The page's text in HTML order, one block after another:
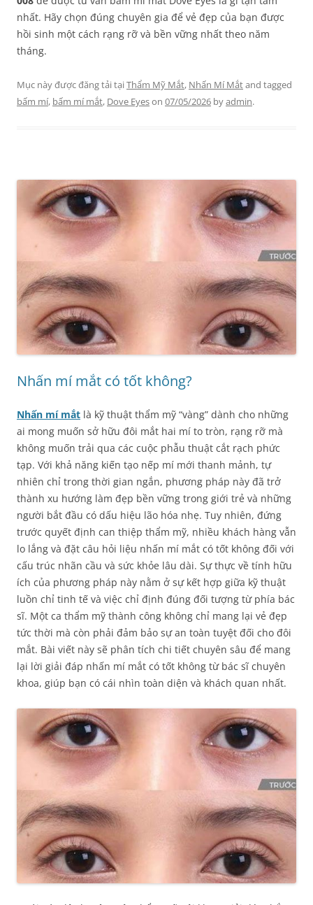
nhất. Hãy chọn đúng chuyên gia để vẻ đẹp của bạn được
hồi sinh một cách rạng rỡ và bền vững nhất theo năm
tháng.
Mục này được đăng tải tạiThẩm Mỹ Mắt, Nhấn Mí Mắtand tagged
bấm mí, bấm mí mắt, Dove Eyeson 07/05/2026 byadmin.
Nhấn mí mắt có tốt không?
Nhấn mí mắt là kỹ thuật thẩm mỹ “vàng” dành cho những
ai mong muốn sở hữu đôi mắt hai mí to tròn, rạng rỡ mà
không muốn trải qua các cuộc phẫu thuật cắt rạch phức
tạp. Với khả năng kiến tạo nếp mí mới thanh mảnh, tự
nhiên chỉ trong thời gian ngắn, phương pháp này đã trở
thành xu hướng làm đẹp bền vững trong giới trẻ và những
người bắt đầu có dấu hiệu lão hóa nhẹ. Tuy nhiên, đứng
trước quyết định can thiệp thẩm mỹ, nhiều khách hàng vẫn
lo lắng và đặt câu hỏi liệu nhấn mí mắt có tốt không đối với
cấu trúc nhãn cầu và sức khỏe lâu dài. Sự thực về tính hữu
ích của phương pháp này nằm ở sự kết hợp giữa kỹ thuật
luồn chỉ tinh tế và việc chỉ định đúng đối tượng từ phía bác
sĩ. Một ca thẩm mỹ thành công không chỉ mang lại vẻ đẹp
tức thời mà còn phải đảm bảo sự an toàn tuyệt đối cho đôi
mắt. Bài viết này sẽ phân tích chi tiết chuyên sâu để mang
lại lời giải đáp nhấn mí mắt có tốt không từ bác sĩ chuyên
khoa, giúp bạn có cái nhìn toàn diện và khách quan nhất.